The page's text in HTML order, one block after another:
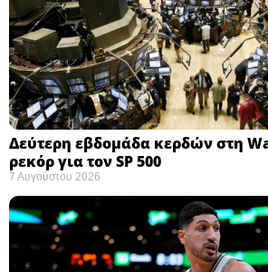
Δεύτερη εβδομάδα κερδών στη
ρεκόρ για τον SP 500
7 Αυγούστου 2026